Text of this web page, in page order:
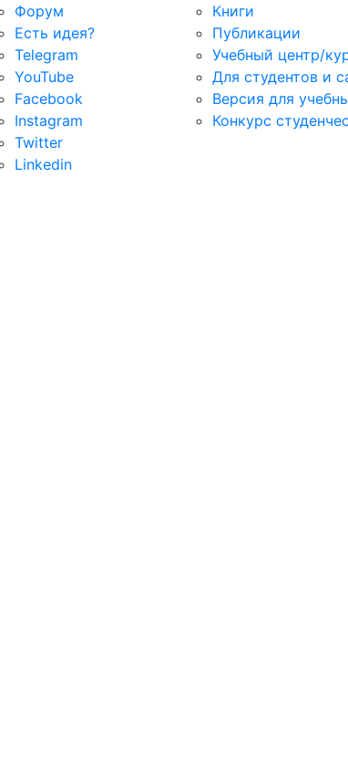
Форум
Есть идея?
Telegram
YouTube
Facebook
Instagram
Twitter
Linkedin
Книги
Публикации
Учебный центр/
Для студентов и
Версия для
Конкурс